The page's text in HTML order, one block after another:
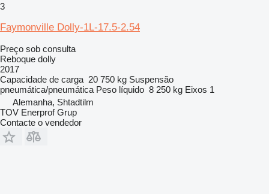
3
Faymonville Dolly-1L-17.5-2.54
Preço sob consulta
Reboque dolly
2017
Capacidade de carga 20 750 kg Suspensão
pneumática/pneumática Peso líquido 8 250 kg Eixos 1
Alemanha, Shtadtilm
TOV Enerprof Grup
Contacte o vendedor